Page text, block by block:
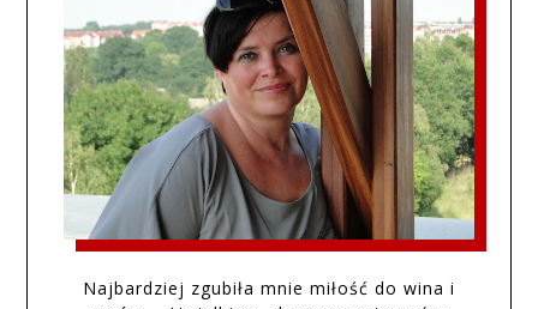
Najbardziej zgubiła mnie miłość do wina i